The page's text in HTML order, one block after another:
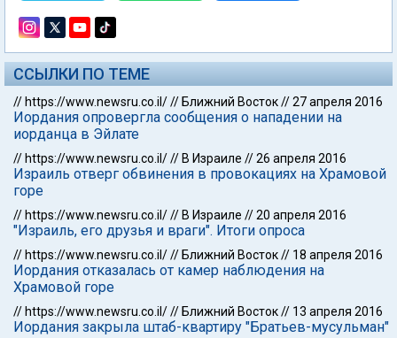
ССЫЛКИ ПО ТЕМЕ
// https://www.newsru.co.il/// Ближний Восток//27 апреля 2016
Иордания опровергла сообщения о нападении на
иорданца в Эйлате
// https://www.newsru.co.il/// В Израиле //26 апреля 2016
Израиль отверг обвинения в провокациях на Храмовой
горе
// https://www.newsru.co.il/// В Израиле //20 апреля 2016
"Израиль, его друзья и враги". Итоги опроса
// https://www.newsru.co.il/// Ближний Восток// 18 апреля 2016
Иордания отказалась от камер наблюдения на
Храмовой горе
// https://www.newsru.co.il/// Ближний Восток// 13 апреля 2016
Иордания закрыла штаб-квартиру "Братьев-мусульман"